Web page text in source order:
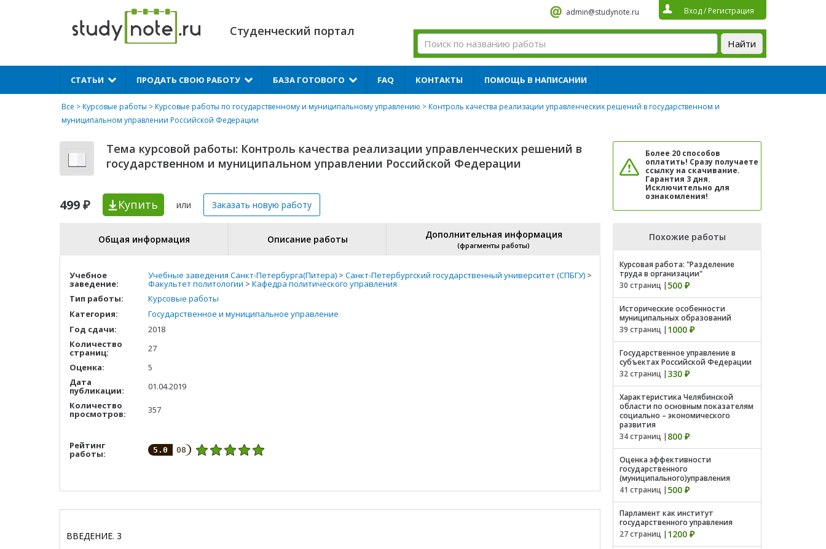
Студенческий портал
admin@studynote.ru Вход/ Регистрация
СТАТЬИ ПРОДАТЬ СВОЮ РАБОТУ БАЗА ГОТОВОГО FAQ КОНТАКТЫ ПОМОЩЬ В НАПИСАНИИ
Все >Курсовые работы >Курсовые работы по государственному и муниципальному управлению > Контроль качества реализации управленческих решений в государственном и
муниципальном управлении Российской Федерации
Тема курсовой работы: Контроль качества реализации управленческих решений в
государственном и муниципальном управлении Российской Федерации
499 ₽ Купить или Заказать новую работу
Более 20 способов
оплатить! Сразу получаете
ссылку на скачивание.
Гарантия 3 дня.
Исключительно для
ознакомления!
Общая информация Описание работы Дополнительная информация
(фрагменты работы)
Учебное
заведение:
Учебные заведения Санкт-Петербурга(Питера) > Санкт-Петербургский государственный университет (СПБГУ) >
Факультет политологии > Кафедра политического управления
Тип работы:
Курсовые работы
Категория:
Государственное и муниципальное управление
Год сдачи:
2018
Количество
страниц:
27
Оценка:
5
Дата
публикации:
01.04.2019
Количество
просмотров: 357
Рейтинг
работы: 5.0 08
ВВЕДЕНИЕ. 3
Похожие работы
Курсовая работа: "Разделение
труда в организации"
30 страниц | 500 ₽
Исторические особенности
муниципальных образований
39 страниц | 1000 ₽
Государственное управление в
субъектах Российской Федерации
32 страниц | 330 ₽
Характеристика Челябинской
области по основным показателям
социально – экономического
развития
34 страниц | 800 ₽
Оценка эффективности
государственного
(муниципального)управления
41 страниц | 500 ₽
Парламент как институт
государственного управления
27 страниц | 1200 ₽